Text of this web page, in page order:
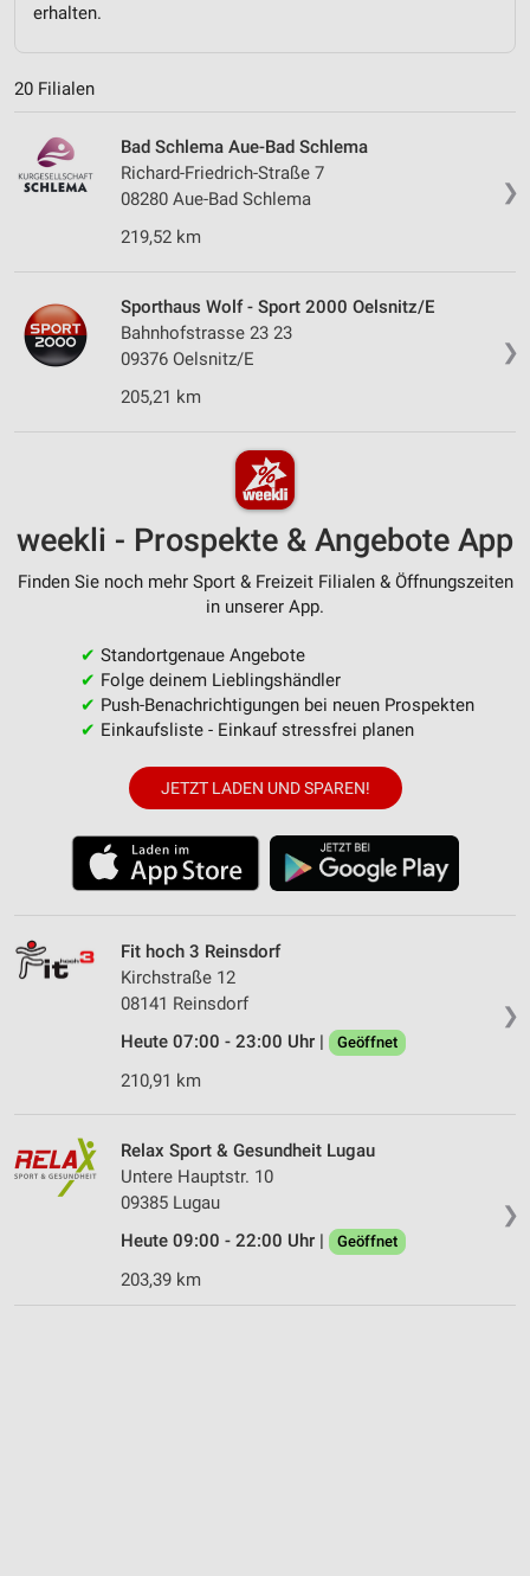
erhalten.
20 Filialen
❯
Bad Schlema Aue-Bad Schlema
Richard-Friedrich-Straße 7
08280 Aue-Bad Schlema
219,52 km
❯
Sporthaus Wolf - Sport 2000 Oelsnitz/E
Bahnhofstrasse 23 23
09376 Oelsnitz/E
205,21 km
weekli - Prospekte & Angebote App
Finden Sie noch mehr Sport & Freizeit Filialen & Öffnungszeiten
in unserer App.
✔ Standortgenaue Angebote
✔ Folge deinem Lieblingshändler
✔ Push-Benachrichtigungen bei neuen Prospekten
✔ Einkaufsliste - Einkauf stressfrei planen
JETZT LADEN UND SPAREN!
❯
Fit hoch 3 Reinsdorf
Kirchstraße 12
08141 Reinsdorf
Heute 07:00 - 23:00 Uhr |
Geöffnet
210,91 km
❯
Relax Sport & Gesundheit Lugau
Untere Hauptstr. 10
09385 Lugau
Heute 09:00 - 22:00 Uhr |
Geöffnet
203,39 km